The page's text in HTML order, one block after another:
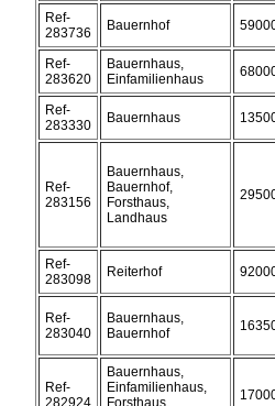
Ref-
283736
Bauernhof
Ref-
283620
Bauernhaus,
Einfamilienhaus
Ref-
283330
Bauernhaus
Ref-
283156
Bauernhaus,
Bauernhof,
Forsthaus,
Landhaus
Ref-
283098
Reiterhof
Ref-
283040
Bauernhaus,
Bauernhof
Ref-
282924
Bauernhaus,
Einfamilienhaus,
Forsthaus,